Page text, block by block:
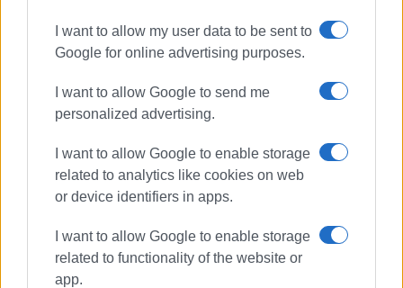
I want to allow my user data to be sent to
Google for online advertising purposes.
I want to allow Google to send me
personalized advertising.
I want to allow Google to enable storage
related to analytics like cookies on web
or device identifiers in apps.
I want to allow Google to enable storage
related to functionality of the website or
app.
ΦΩΤΟ@ FB ΣΠΥΔΙΟΥΛΑ ΚΟΚΚΑΛΗ